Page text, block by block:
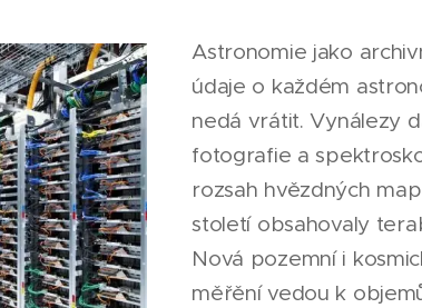
Astronomie jako
údaje o každém
nedá vrátit. Vynálezy
fotografie a
rozsah hvězdných
století obsahovaly
Nová pozemní i
měřění vedou k